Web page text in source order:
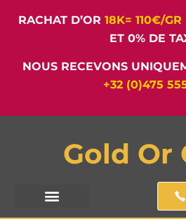
RACHAT D’OR 18K= 110€/GR
ET 0% DE
NOUS RECEVONS
+32 (0)475
Gold Or